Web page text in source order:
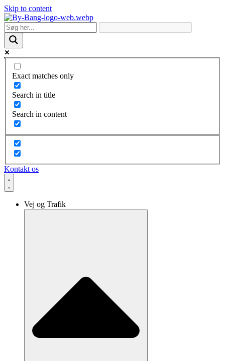
Skip to content
Exact matches only
Search in title
Search in content
Kontakt os
Vej og Trafik